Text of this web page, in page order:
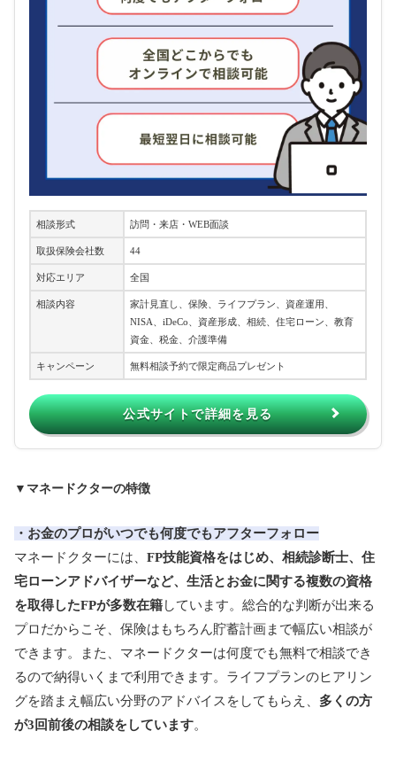
相談形式 訪問・来店・WEB面談
取扱保険会社数 44
対応エリア 全国
相談内容
家計見直し、保険、ライフプラン、資産運用、
NISA、iDeCo、資産形成、相続、住宅ローン、教育
資金、税金、介護準備
キャンペーン 無料相談予約で限定商品プレゼント
公式サイトで詳細を見る
▼ マネードクターの特徴
・お金のプロがいつでも何度でもアフターフォロー
マネードクターには、 FP技能資格をはじめ、相続診断士、住
宅ローンアドバイザーなど、生活とお金に関する複数の資格
を取得したFPが多数在籍しています。総合的な判断が出来る
プロだからこそ、保険はもちろん貯蓄計画まで幅広い相談が
できます。また、マネードクターは何度でも無料で相談でき
るので納得いくまで利用できます。ライフプランのヒアリン
グを踏まえ幅広い分野のアドバイスをしてもらえ、 多くの方
が3回前後の相談をしています。